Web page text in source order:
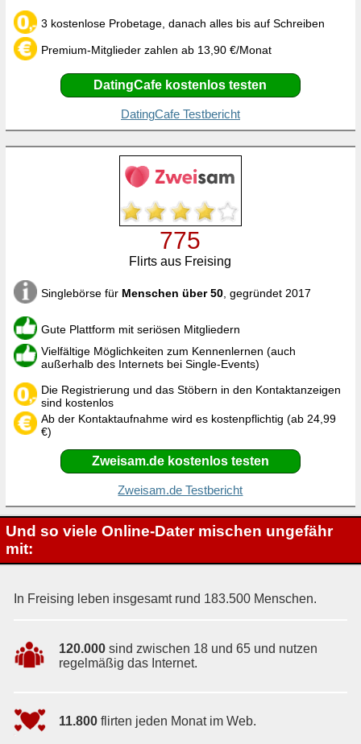
3 kostenlose Probetage, danach alles bis auf Schreiben
Premium-Mitglieder zahlen ab 13,90 €/Monat
DatingCafe kostenlos testen
DatingCafe Testbericht
775
Flirts aus Freising
Singlebörse für Menschen über 50 , gegründet 2017
Gute Plattform mit seriösen Mitgliedern
Vielfältige Möglichkeiten zum Kennenlernen (auch
außerhalb des Internets bei Single-Events)
Die Registrierung und das Stöbern in den Kontaktanzeigen
sind kostenlos
Ab der Kontaktaufnahme wird es kostenpflichtig (ab 24,99
€)
Zweisam.de kostenlos testen
Zweisam.de Testbericht
Und so viele Online-Dater mischen ungefähr
mit:
In Freising leben insgesamt rund 183.500 Menschen.
120.000 sind zwischen 18 und 65 und nutzen
regelmäßig das Internet.
11.800 flirten jeden Monat im Web.